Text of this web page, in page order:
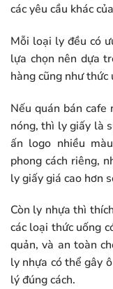
các yêu cầu khác
Mỗi loại ly đều có
lựa chọn nên dựa
hàng cũng như thức
Nếu quán bán cafe
nóng, thì ly giấy là
ấn logo nhiều
phong cách riêng,
ly giấy giá cao hơn
Còn ly nhựa thì
các loại thức uống
quản, và an toàn
ly nhựa có thể gây
lý đúng cách.